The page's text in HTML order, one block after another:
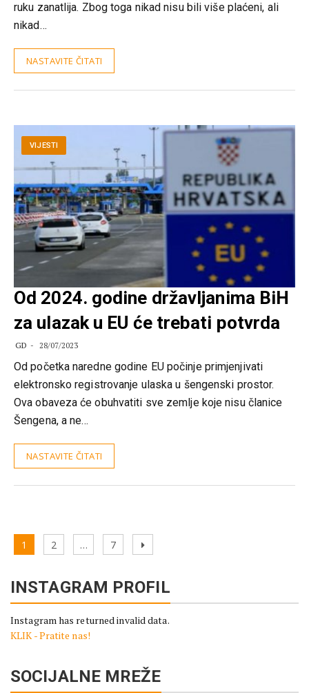
ruku zanatlija. Zbog toga nikad nisu bili više plaćeni, ali
nikad…
NASTAVITE ČITATI
VIJESTI
Od 2024. godine državljanima BiH
za ulazak u EU će trebati potvrda
GD 28/07/2023
Od početka naredne godine EU počinje primjenjivati
elektronsko registrovanje ulaska u šengenski prostor.
Ova obaveza će obuhvatiti sve zemlje koje nisu članice
Šengena, a ne…
NASTAVITE ČITATI
Kretanje
Page
1 Page
2 … Page
7
Next
INSTAGRAM PROFIL
Instagram has returned invalid data.
KLIK - Pratite nas!
SOCIJALNE MREŽE